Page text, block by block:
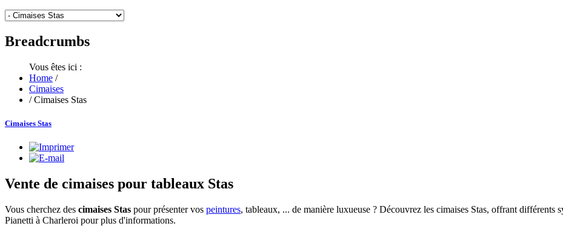
Breadcrumbs
Vous êtes ici :
Home /
Cimaises
/ Cimaises Stas
Cimaises Stas
Vente de cimaises pour tableaux Stas
Vous cherchez des cimaises Stas pour présenter vos peintures, tableaux, ... de manière luxueuse ? Découvrez les cimaises Stas, offrant
Pianetti à Charleroi pour plus d'informations.